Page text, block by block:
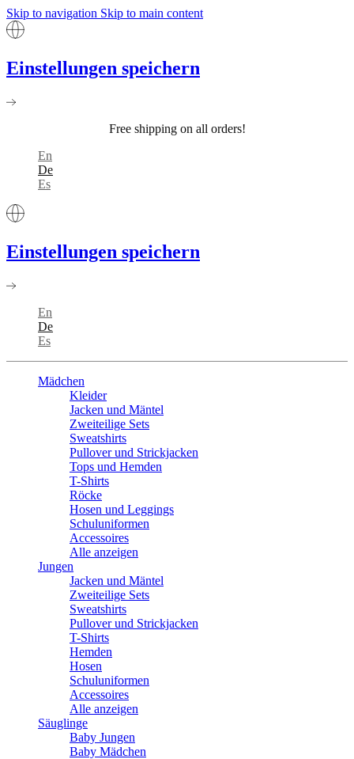
Skip to navigation Skip to main content
Einstellungen speichern
Free shipping on all orders!
En
De
Es
Einstellungen speichern
En
De
Es
Mädchen
Kleider
Jacken und Mäntel
Zweiteilige Sets
Sweatshirts
Pullover und Strickjacken
Tops und Hemden
T-Shirts
Röcke
Hosen und Leggings
Schuluniformen
Accessoires
Alle anzeigen
Jungen
Jacken und Mäntel
Zweiteilige Sets
Sweatshirts
Pullover und Strickjacken
T-Shirts
Hemden
Hosen
Schuluniformen
Accessoires
Alle anzeigen
Säuglinge
Baby Jungen
Baby Mädchen